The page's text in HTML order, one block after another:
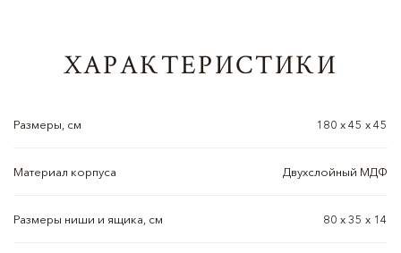
ХАРАКТЕРИСТИКИ
Размеры, см 180 х 45 х 45
Материал корпуса Двухслойный МДФ
Размеры ниши и ящика, см 80 х 35 х 14